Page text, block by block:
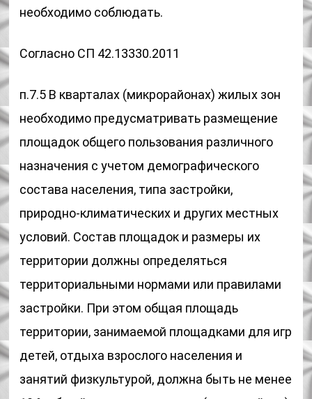
необходимо соблюдать.
Согласно СП 42.13330.2011
п.7.5 В кварталах (микрорайонах) жилых зон
необходимо предусматривать размещение
площадок общего пользования различного
назначения с учетом демографического
состава населения, типа застройки,
природно-климатических и других местных
условий. Состав площадок и размеры их
территории должны определяться
территориальными нормами или правилами
застройки. При этом общая площадь
территории, занимаемой площадками для игр
детей, отдыха взрослого населения и
занятий физкультурой, должна быть не менее